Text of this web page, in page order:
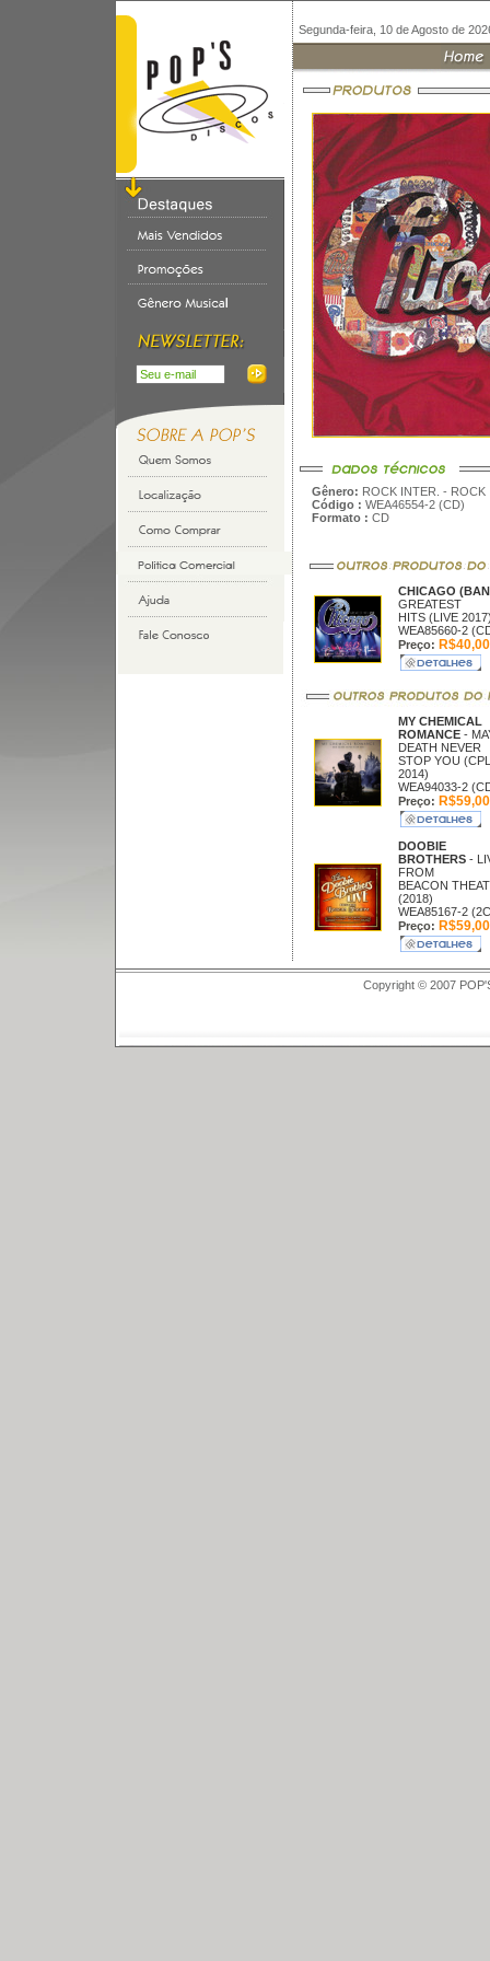
Segunda-feira, 10 de Agosto de
Gênero: ROCK INTER. - ROCK
Código : WEA46554-2 (CD)
Formato : CD
CHICAGO
GREATEST
HITS (LIVE
WEA85660-2
Preço: R$40,00
MY CHEMICAL
ROMANCE -
DEATH NEVER
STOP YOU
2014)
WEA94033-2
Preço: R$59,00
DOOBIE
BROTHERS -
FROM
BEACON
(2018)
WEA85167-2
Preço: R$59,00
Copyright © 2007